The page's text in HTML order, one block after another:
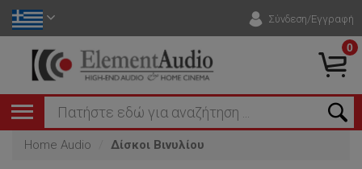
Σύνδεση/Εγγραφή
0
Home Audio Δίσκοι Βινυλίου